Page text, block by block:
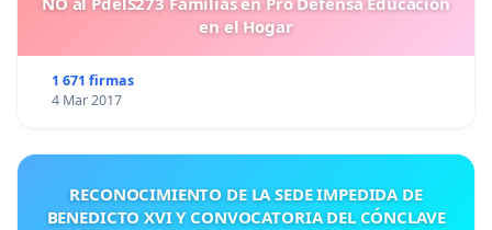
en el Hogar
1 671 firmas
4 Mar 2017
RECONOCIMIENTO DE LA SEDE IMPEDIDA DE
BENEDICTO XVI Y CONVOCATORIA DEL CÓNCLAVE